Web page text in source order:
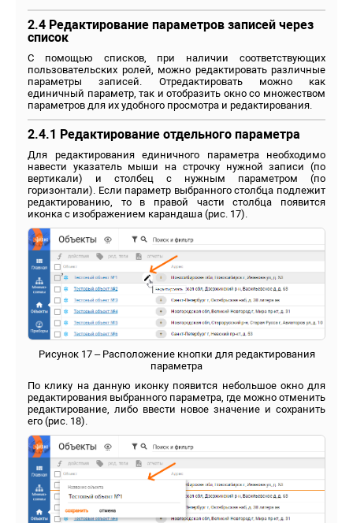
2.4 Редактирование параметров записей через
список
С помощью списков, при наличии соответствующих
пользовательских ролей, можно редактировать различные
параметры записей. Отредактировать можно как
единичный параметр, так и отобразить окно со множеством
параметров для их удобного просмотра и редактирования.
2.4.1 Редактирование отдельного параметра
Для редактирования единичного параметра необходимо
навести указатель мыши на строчку нужной записи (по
вертикали) и столбец с нужным параметром (по
горизонтали). Если параметр выбранного столбца подлежит
редактированию, то в правой части столбца появится
иконка с изображением карандаша (рис. 17).
Рисунок 17 – Расположение кнопки для редактирования
параметра
По клику на данную иконку появится небольшое окно для
редактирования выбранного параметра, где можно отменить
редактирование, либо ввести новое значение и сохранить
его (рис. 18).